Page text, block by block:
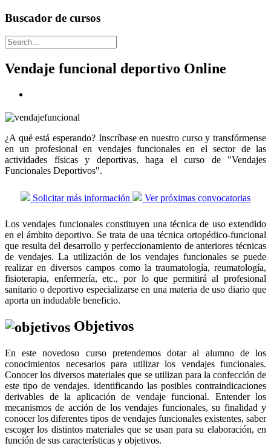
Buscador de cursos
Vendaje funcional deportivo Online
¿A qué está esperando? Inscríbase en nuestro curso y transfórmense
en un profesional en vendajes funcionales en el sector de las
actividades físicas y deportivas, haga el curso de "Vendajes
Funcionales Deportivos".
Solicitar más información Ver próximas convocatorias
Los vendajes funcionales constituyen una técnica de uso extendido
en el ámbito deportivo. Se trata de una técnica ortopédico-funcional
que resulta del desarrollo y perfeccionamiento de anteriores técnicas
de vendajes. La utilización de los vendajes funcionales se puede
realizar en diversos campos como la traumatología, reumatología,
fisioterapia, enfermería, etc., por lo que permitirá al profesional
sanitario o deportivo especializarse en una materia de uso diario que
aporta un indudable beneficio.
Objetivos
En este novedoso curso pretendemos dotar al alumno de los
conocimientos necesarios para utilizar los vendajes funcionales.
Conocer los diversos materiales que se utilizan para la confección de
este tipo de vendajes. identificando las posibles contraindicaciones
derivables de la aplicación de vendaje funcional. Entender los
mecanismos de acción de los vendajes funcionales, su finalidad y
conocer los diferentes tipos de vendajes funcionales existentes, saber
escoger los distintos materiales que se usan para su elaboración, en
función de sus características y objetivos.